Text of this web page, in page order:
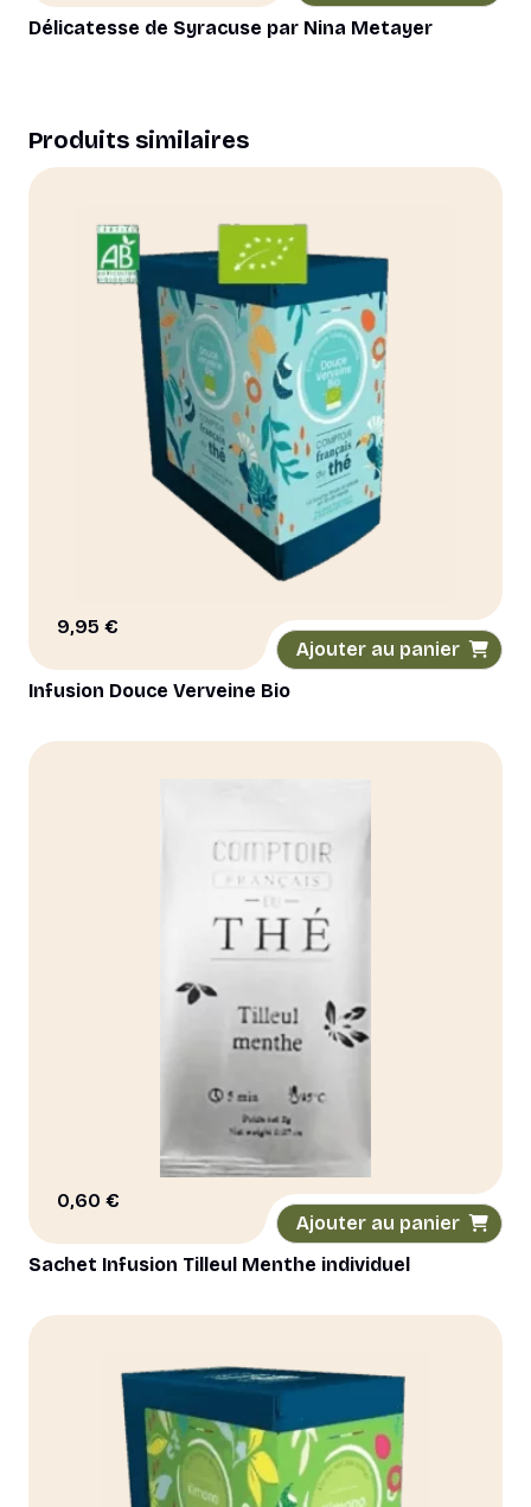
a
options
peuvent
choisies
Délicatesse de Syracuse par Nina Metayer
Produits similaires
9,95 €
Ajouter au panier
Infusion Douce Verveine Bio
0,60 €
Ajouter au panier
Sachet Infusion Tilleul Menthe individuel